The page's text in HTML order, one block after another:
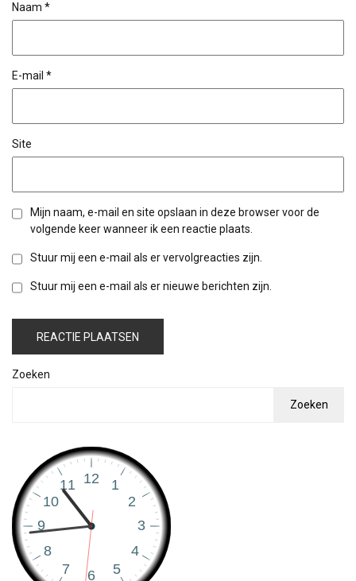
Naam *
E-mail *
Site
Mijn naam, e-mail en site opslaan in deze browser voor de
volgende keer wanneer ik een reactie plaats.
Stuur mij een e-mail als er vervolgreacties zijn.
Stuur mij een e-mail als er nieuwe berichten zijn.
Zoeken
Zoeken